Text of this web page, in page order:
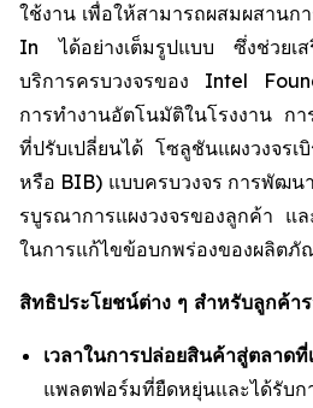
ใช้งาน เพื่อให้สามารถผสมผสานก
In ได้อย่างเต็มรูปแบบ ซึ่งช่วยเ
บริการครบวงจรของ Intel
การทำงานอัตโนมัติในโรงงาน ก
ที่ปรับเปลี่ยนได้ โซลูชันแผงวงจร
หรือ BIB) แบบครบวงจร การพัฒน
รบูรณาการแผงวงจรของลูกค้า แ
ในการแก้ไขข้อบกพร่องของผลิตภั
สิทธิประโยชน์ต่าง ๆ สำหรับลูกค้า
เวลาในการปล่อยสินค้าสู่ตลาดที่
แพลตฟอร์มที่ยืดหยุ่นและได้รับก